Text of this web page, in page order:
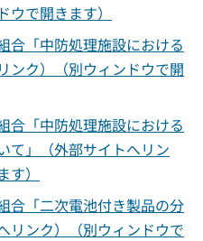
で開きます）
合「中防処理施設における
ンク）（別ウィンドウで開
合「中防処理施設における
て」（外部サイトへリン
）
合「二次電池付き製品の分
リンク）（別ウィンドウで